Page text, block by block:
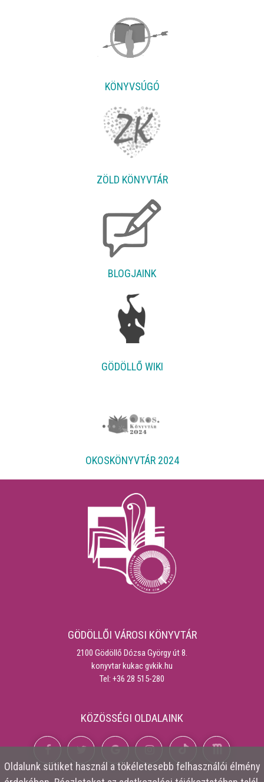
KÖNYVSÚGÓ
ZÖLD KÖNYVTÁR
BLOGJAINK
GÖDÖLLŐ WIKI
OKOSKÖNYVTÁR 2024
GÖDÖLLŐI VÁROSI KÖNYVTÁR
2100 Gödöllő Dózsa György út 8.
konyvtar kukac gvkik.hu
Tel: +36 28 515-280
KÖZÖSSÉGI OLDALAINK
Oldalunk sütiket használ a tökéletesebb felhasználói élmény